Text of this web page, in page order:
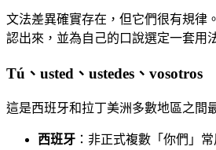
文法差異確實存在，但它們很有規律
認出來，並為自己的口說選定一套用
Tú、usted、ustedes、vosotros
這是西班牙和拉丁美洲多數地區之間
西班牙 ：非正式複數「你們」常